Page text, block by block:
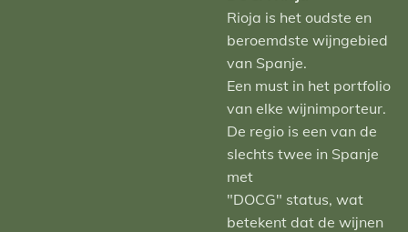
Rioja is het oudste en
beroemdste wijngebied
van Spanje.
Een must in het portfolio
van elke wijnimporteur.
De regio is een van de
slechts twee in Spanje
met
"DOCG" status, wat
betekent dat de wijnen